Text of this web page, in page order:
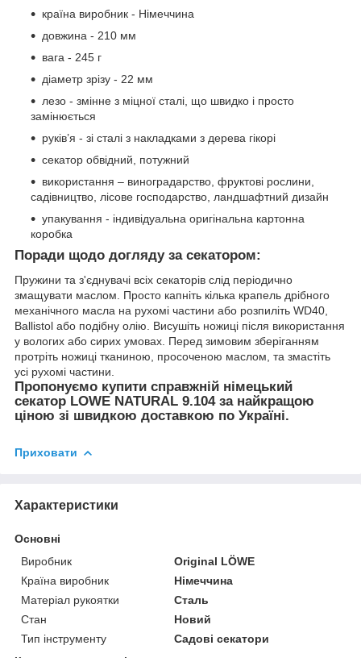
країна виробник - Німеччина
довжина - 210 мм
вага - 245 г
діаметр зрізу - 22 мм
лезо - змінне з міцної сталі, що швидко і просто
замінюється
руків’я - зі сталі з накладками з дерева гікорі
секатор обвідний, потужний
використання – виноградарство, фруктові рослини,
садівництво, лісове господарство, ландшафтний дизайн
упакування - індивідуальна оригінальна картонна
коробка
Поради щодо догляду за секатором:
Пружини та з'єднувачі всіх секаторів слід періодично
змащувати маслом. Просто капніть кілька крапель дрібного
механічного масла на рухомі частини або розпиліть WD40,
Ballistol або подібну олію. Висушіть ножиці після використання
у вологих або сирих умовах. Перед зимовим зберіганням
протріть ножиці тканиною, просоченою маслом, та змастіть
усі рухомі частини.
Пропонуємо купити справжній німецький
секатор LOWE NATURAL 9.104 за найкращою
ціною зі швидкою доставкою по Україні.
Приховати
Характеристики
Основні
Виробник
Original LÖWE
Країна виробник
Німеччина
Матеріал рукоятки
Сталь
Стан
Новий
Тип інструменту
Садові секатори